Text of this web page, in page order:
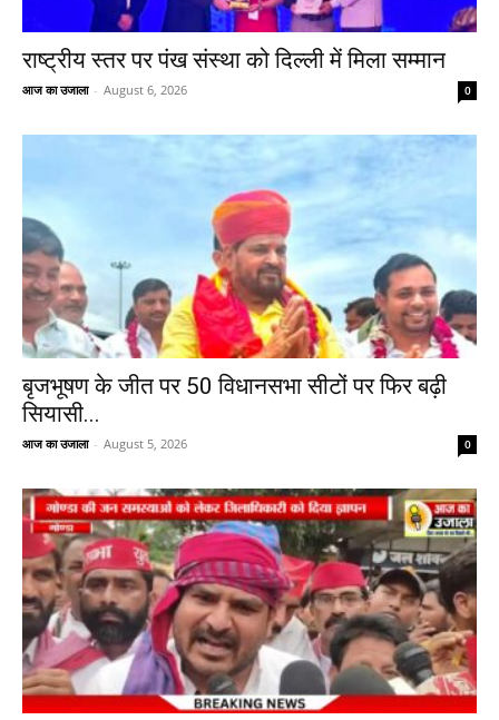
राष्ट्रीय स्तर पर पंख संस्था को दिल्ली में मिला सम्मान
आज का उजाला - August 6, 2026 0
बृजभूषण के जीत पर 50 विधानसभा सीटों पर फिर बढ़ी
सियासी...
आज का उजाला - August 5, 2026 0